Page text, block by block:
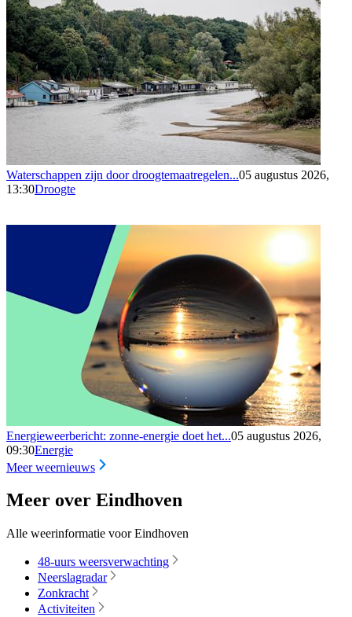
Waterschappen zijn door droogtemaatregelen...05 augustus 2026,
13:30Droogte
Energieweerbericht: zonne-energie doet het...05 augustus 2026,
09:30Energie
Meer weernieuws
Meer over Eindhoven
Alle weerinformatie voor Eindhoven
48-uurs weersverwachting
Neerslagradar
Zonkracht
Activiteiten